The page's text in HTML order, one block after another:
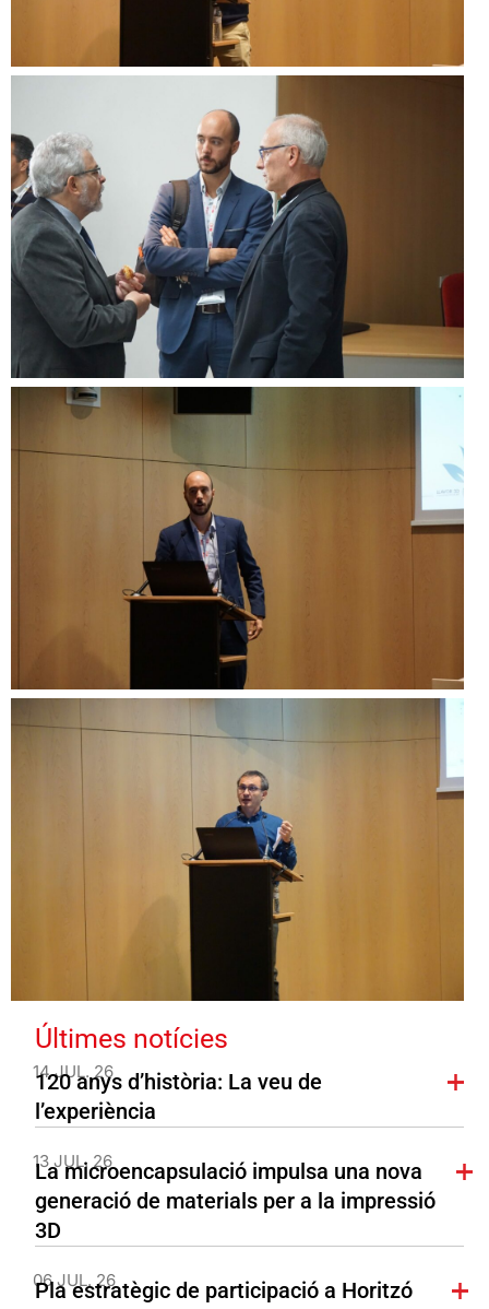
Últimes notícies
14 JUL. 26
120 anys d’història: La veu de
l’experiència
13 JUL. 26
La microencapsulació impulsa una nova
generació de materials per a la impressió
3D
06 JUL. 26
Pla estratègic de participació a Horitzó